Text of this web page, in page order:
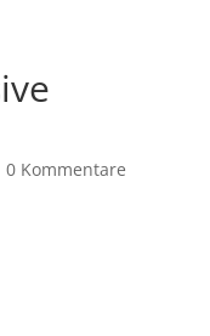
0 Kommentare